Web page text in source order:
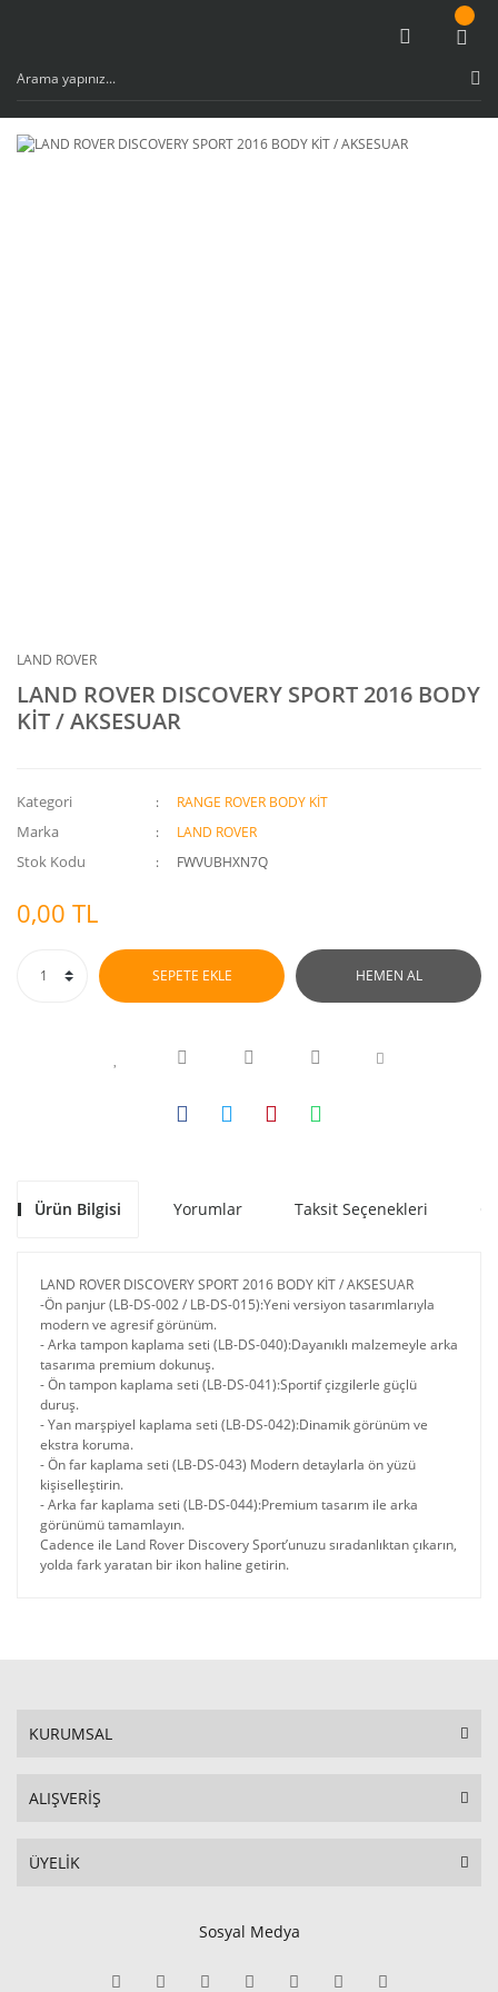
LAND ROVER
LAND ROVER DISCOVERY SPORT 2016 BODY
KİT / AKSESUAR
Kategori RANGE ROVER BODY KİT
Marka LAND ROVER
Stok Kodu FWVUBHXN7Q
0,00 TL
SEPETE EKLE HEMEN AL
Ürün Bilgisi Yorumlar Taksit Seçenekleri
LAND ROVER DISCOVERY SPORT 2016 BODY KİT / AKSESUAR
-Ön panjur (LB-DS-002 / LB-DS-015):Yeni versiyon tasarımlarıyla
modern ve agresif görünüm.
- Arka tampon kaplama seti (LB-DS-040):Dayanıklı malzemeyle arka
tasarıma premium dokunuş.
- Ön tampon kaplama seti (LB-DS-041):Sportif çizgilerle güçlü
duruş.
- Yan marşpiyel kaplama seti (LB-DS-042):Dinamik görünüm ve
ekstra koruma.
- Ön far kaplama seti (LB-DS-043) Modern detaylarla ön yüzü
kişiselleştirin.
- Arka far kaplama seti (LB-DS-044):Premium tasarım ile arka
görünümü tamamlayın.
Cadence ile Land Rover Discovery Sport’unuzu sıradanlıktan çıkarın,
yolda fark yaratan bir ikon haline getirin.
KURUMSAL
ALIŞVERİŞ
ÜYELİK
Sosyal Medya